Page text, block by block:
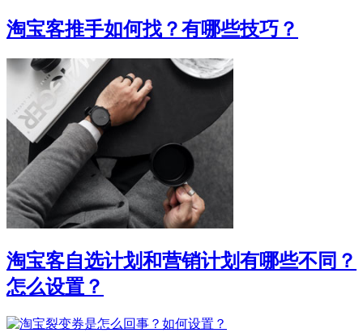
淘宝客推手如何找？有哪些技巧？
淘宝客自选计划和营销计划有哪些不同？
怎么设置？